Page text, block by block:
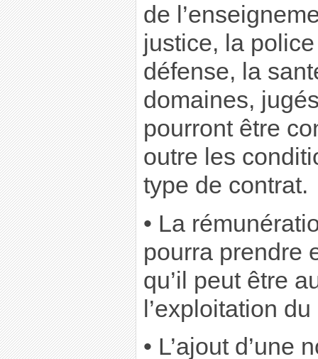
de
justice, la
défense, la
domaines,
pourront être
outre les
type de contrat.
• La
pourra prendre
qu’il peut être
l’exploitation
• L’ajout d’une